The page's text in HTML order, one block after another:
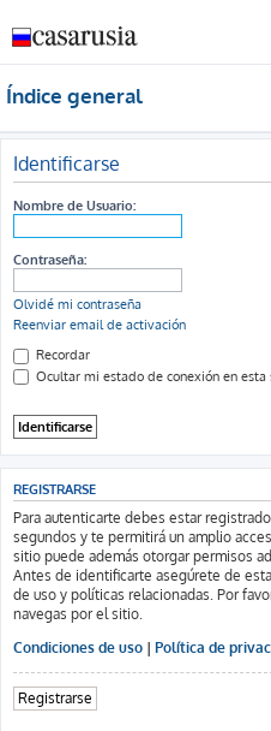
Índice general
Identificarse
Nombre de Usuario:
Contraseña:
Olvidé mi contraseña
Reenviar email de activación
Recordar
Ocultar mi estado de conexión en esta
REGISTRARSE
Para autenticarte debes estar
segundos y te permitirá un amplio
sitio puede además otorgar permisos
Antes de identificarte asegúrete de
de uso y políticas relacionadas. Por
navegas por el sitio.
Condiciones de uso | Política de
Registrarse